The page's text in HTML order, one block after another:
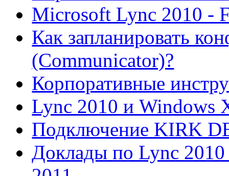
Microsoft Lync 2010 -
Как запланировать
(Communicator)?
Корпоративные
Lync 2010 и Windows
Подключение KIRK
Доклады по Lync